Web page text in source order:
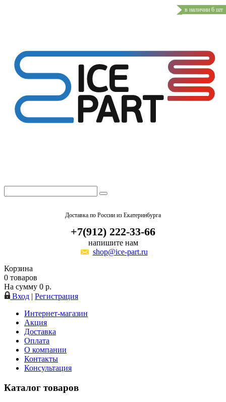
Доставка по России из Екатеринбурга
+7(912) 222-33-66
напишите нам
shop@ice-part.ru
Корзина
0 товаров
На сумму 0 р.
Вход | Регистрация
Интернет-магазин
Акция
Доставка
Оплата
О компании
Контакты
Консультация
Каталог товаров
в наличии 6 шт